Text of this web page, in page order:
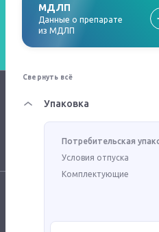
МДЛП
Данные о препарате
из МДЛП
Свернуть всё
Упаковка
Потребительская
Условия отпуска
Комплектующие